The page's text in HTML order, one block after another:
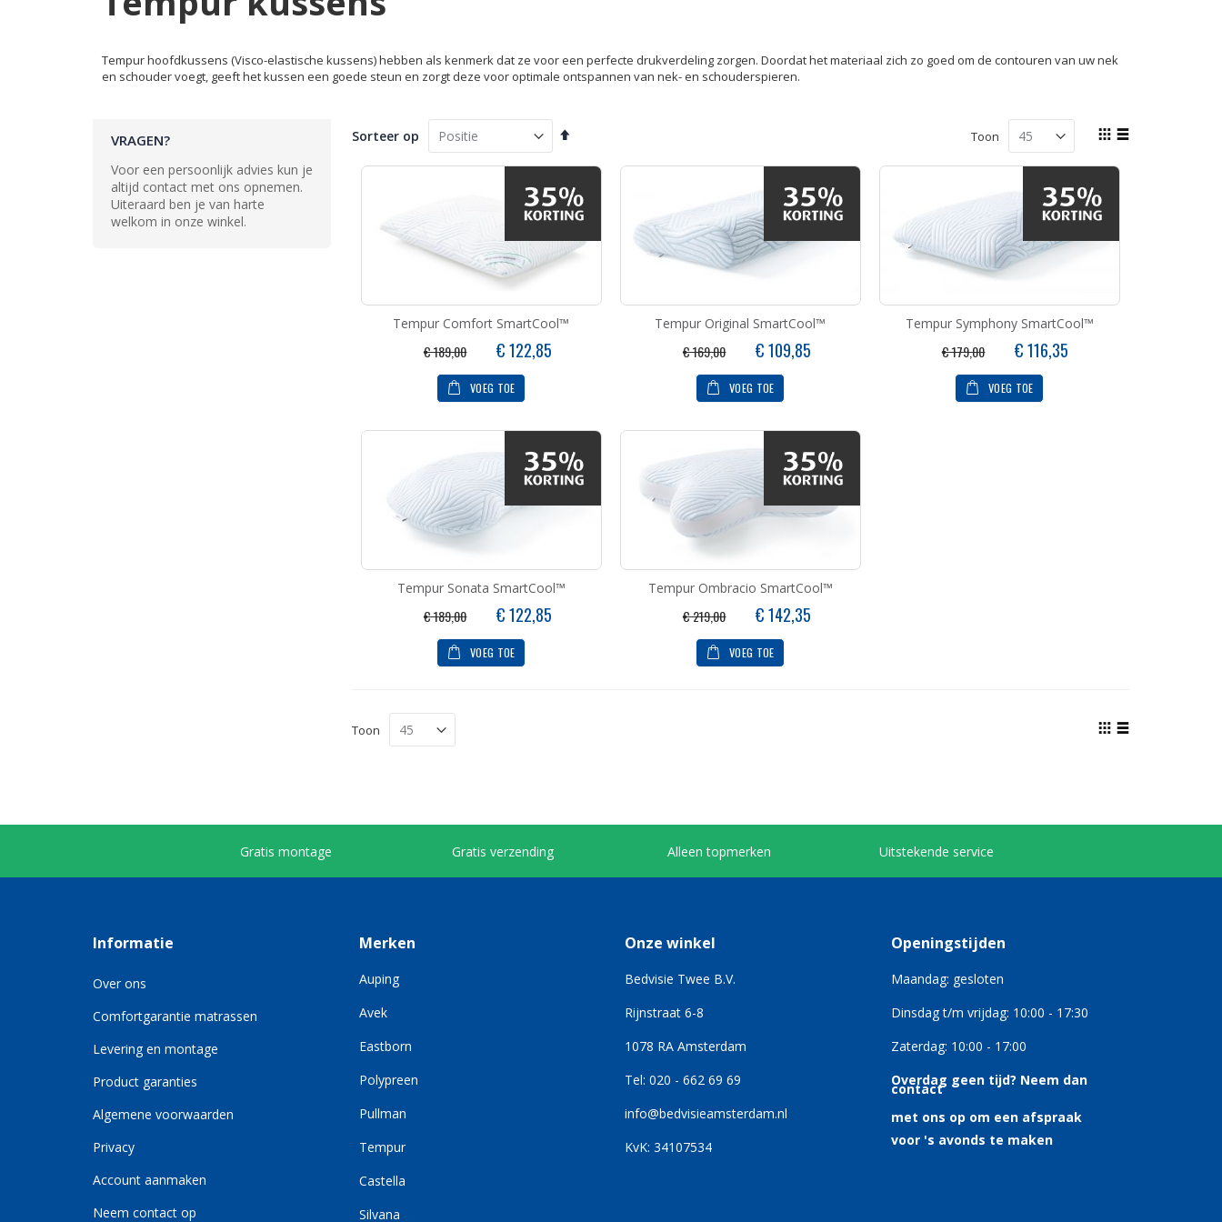
Tempur hoofdkussens (Visco-elastische kussens) hebben als kenmerk dat ze voor een perfecte drukverdeling zorgen. Doordat het materiaal zich zo goed om de contouren van uw nek
en schouder voegt, geeft het kussen een goede steun en zorgt deze voor optimale ontspannen van nek- en schouderspieren.
Tonen
Toon
Sorteer op
Van
naar
sorteren
Tempur Comfort SmartCool™
€ 189,00
Speciale
prijs€ 122,85
VOEG TOE
Tempur Original SmartCool™
€ 169,00
Speciale
prijs€ 109,85
VOEG TOE
Tempur Symphony SmartCool™
€ 179,00
Speciale
prijs€ 116,35
VOEG TOE
Tempur Sonata SmartCool™
€ 189,00
Speciale
prijs€ 122,85
VOEG TOE
Tempur Ombracio SmartCool™
€ 219,00
Speciale
prijs€ 142,35
VOEG TOE
Tonen
Toon
VRAGEN?
Voor een persoonlijk advies kun je
altijd contact met ons opnemen.
Uiteraard ben je van harte
welkom in onze winkel.
Gratis montage Gratis verzending Alleen topmerken Uitstekende service
Informatie
Over ons
Comfortgarantie matrassen
Levering en montage
Product garanties
Algemene voorwaarden
Privacy
Account aanmaken
Neem contact op
Merken
Auping
Avek
Eastborn
Polypreen
Pullman
Tempur
Castella
Silvana
Onze winkel
Bedvisie Twee B.V.
Rijnstraat 6-8
1078 RA Amsterdam
Tel: 020 - 662 69 69
info@bedvisieamsterdam.nl
KvK: 34107534
Openingstijden
Maandag: gesloten
Dinsdag t/m vrijdag: 10:00 - 17:30
Zaterdag: 10:00 - 17:00
Overdag geen tijd? Neem dan
contact
met ons op om een afspraak
voor 's avonds te maken